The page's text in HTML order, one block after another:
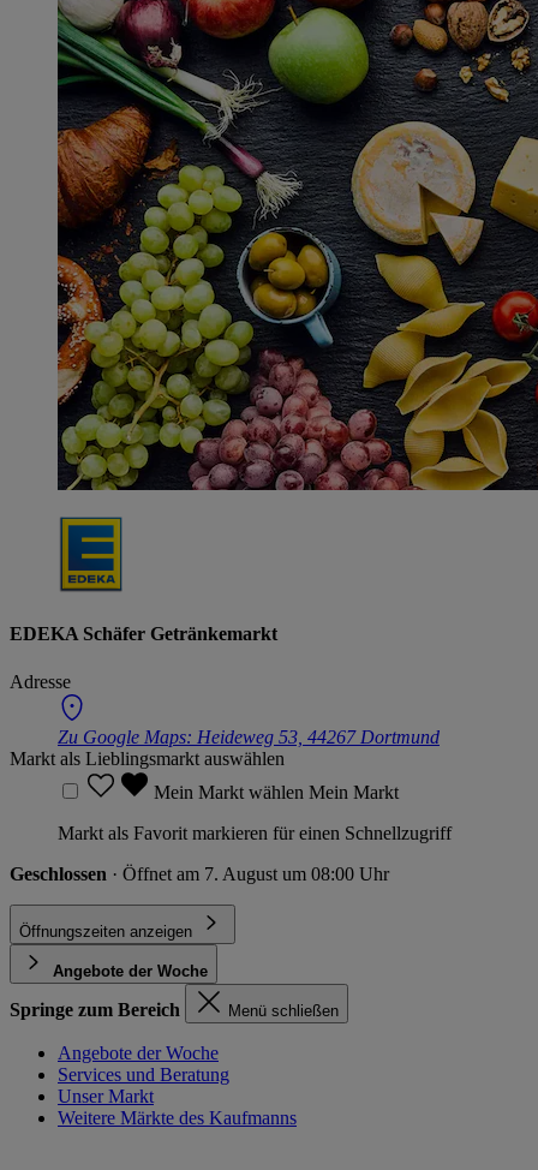
EDEKA Schäfer Getränkemarkt
Adresse
Zu Google Maps: Heideweg 53, 44267 Dortmund
Markt als Lieblingsmarkt auswählen
Mein Markt wählen Mein Markt
Markt als Favorit markieren für einen Schnellzugriff
Geschlossen · Öffnet am 7. August um 08:00 Uhr
Öffnungszeiten anzeigen
Angebote der Woche
Springe zum Bereich Menü schließen
Angebote der Woche
Services und Beratung
Unser Markt
Weitere Märkte des Kaufmanns